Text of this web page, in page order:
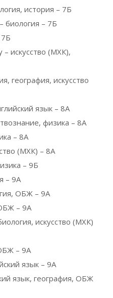
история – 7Б
биология – 7Б
искусство (МХК),
география, искусство
язык – 8А
физика – 8А
– 8А
(МХК) – 8А
– 9Б
– 9А
ОБЖ – 9А
– 9А
искусство (МХК)
– 9А
язык – 9А
язык, география, ОБЖ